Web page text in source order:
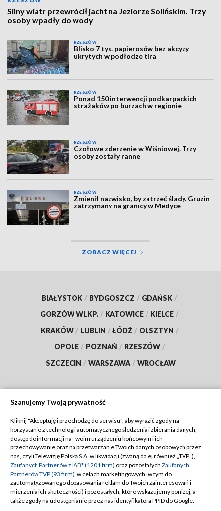
Silny wiatr przewrócił jacht na Jeziorze Solińskim. Trzy
osoby wpadły do wody
RZESZÓW
Blisko 7 tys. papierosów bez akcyzy
ukrytych w podłodze tira
RZESZÓW
Ponad 150 interwencji podkarpackich
strażaków po burzach w regionie
RZESZÓW
Czołowe zderzenie w Wiśniowej. Trzy
osoby zostały ranne
RZESZÓW
Zmienił nazwisko, by zatrzeć ślady. Gruzin
zatrzymany na granicy w Medyce
ZOBACZ WIĘCEJ
BIAŁYSTOK / BYDGOSZCZ / GDAŃSK /
GORZÓW WLKP. / KATOWICE / KIELCE /
KRAKÓW / LUBLIN / ŁÓDŹ / OLSZTYN /
OPOLE / POZNAŃ / RZESZÓW /
SZCZECIN / WARSZAWA / WROCŁAW
TVP
Abonament TVP
Emisja w TVP
Centrum informacji TVP
Naziemna Telewizja Cyfrowa
Regulamin TVP
Polityka prywatności
Moje zgody
Pomoc
Szanujemy Twoją prywatność
Kliknij "Akceptuję i przechodzę do serwisu", aby wyrazić zgody na
korzystanie z technologii automatycznego śledzenia i zbierania danych,
dostęp do informacji na Twoim urządzeniu końcowym i ich
przechowywanie oraz na przetwarzanie Twoich danych osobowych przez
nas, czyli Telewizję Polską S.A. w likwidacji (zwaną dalej również „TVP”),
Zaufanych Partnerów z IAB* (1201 firm) oraz pozostałych Zaufanych
Partnerów TVP (93 firm), w celach marketingowych (w tym do
zautomatyzowanego dopasowania reklam do Twoich zainteresowań i
mierzenia ich skuteczności) i pozostałych, które wskazujemy poniżej, a
także zgody na udostępnianie przez nas identyfikatora PPID do Google.